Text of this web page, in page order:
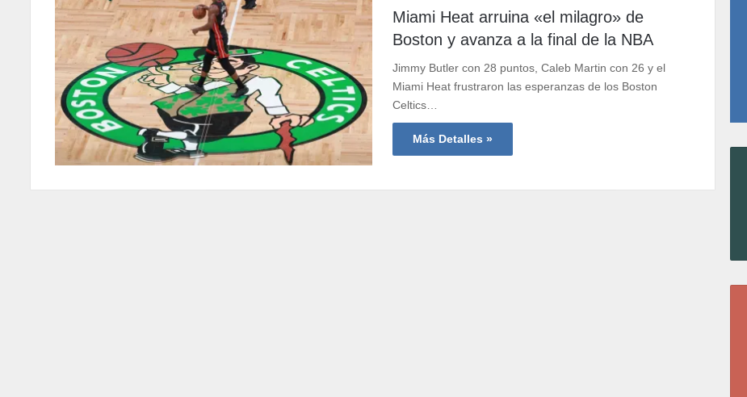
Miami Heat arruina «el milagro» de
Boston y avanza a la final de la NBA
Jimmy Butler con 28 puntos, Caleb Martin con 26 y el
Miami Heat frustraron las esperanzas de los Boston
Celtics…
Más Detalles »